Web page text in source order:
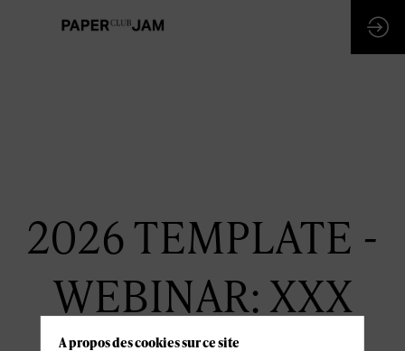
2026 TEMPLATE -
WEBINAR: XXX
6 janvier
A propos des cookies sur ce site